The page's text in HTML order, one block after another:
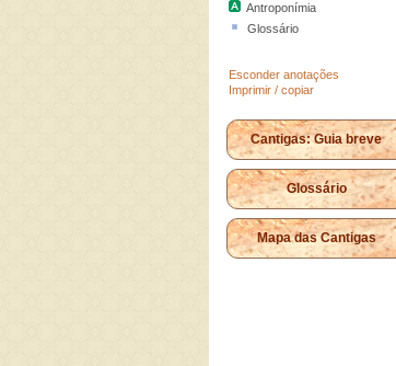
Antroponímia
Glossário
Esconder anotações
Imprimir / copiar
Cantigas: Guia breve
Glossário
Mapa das Cantigas